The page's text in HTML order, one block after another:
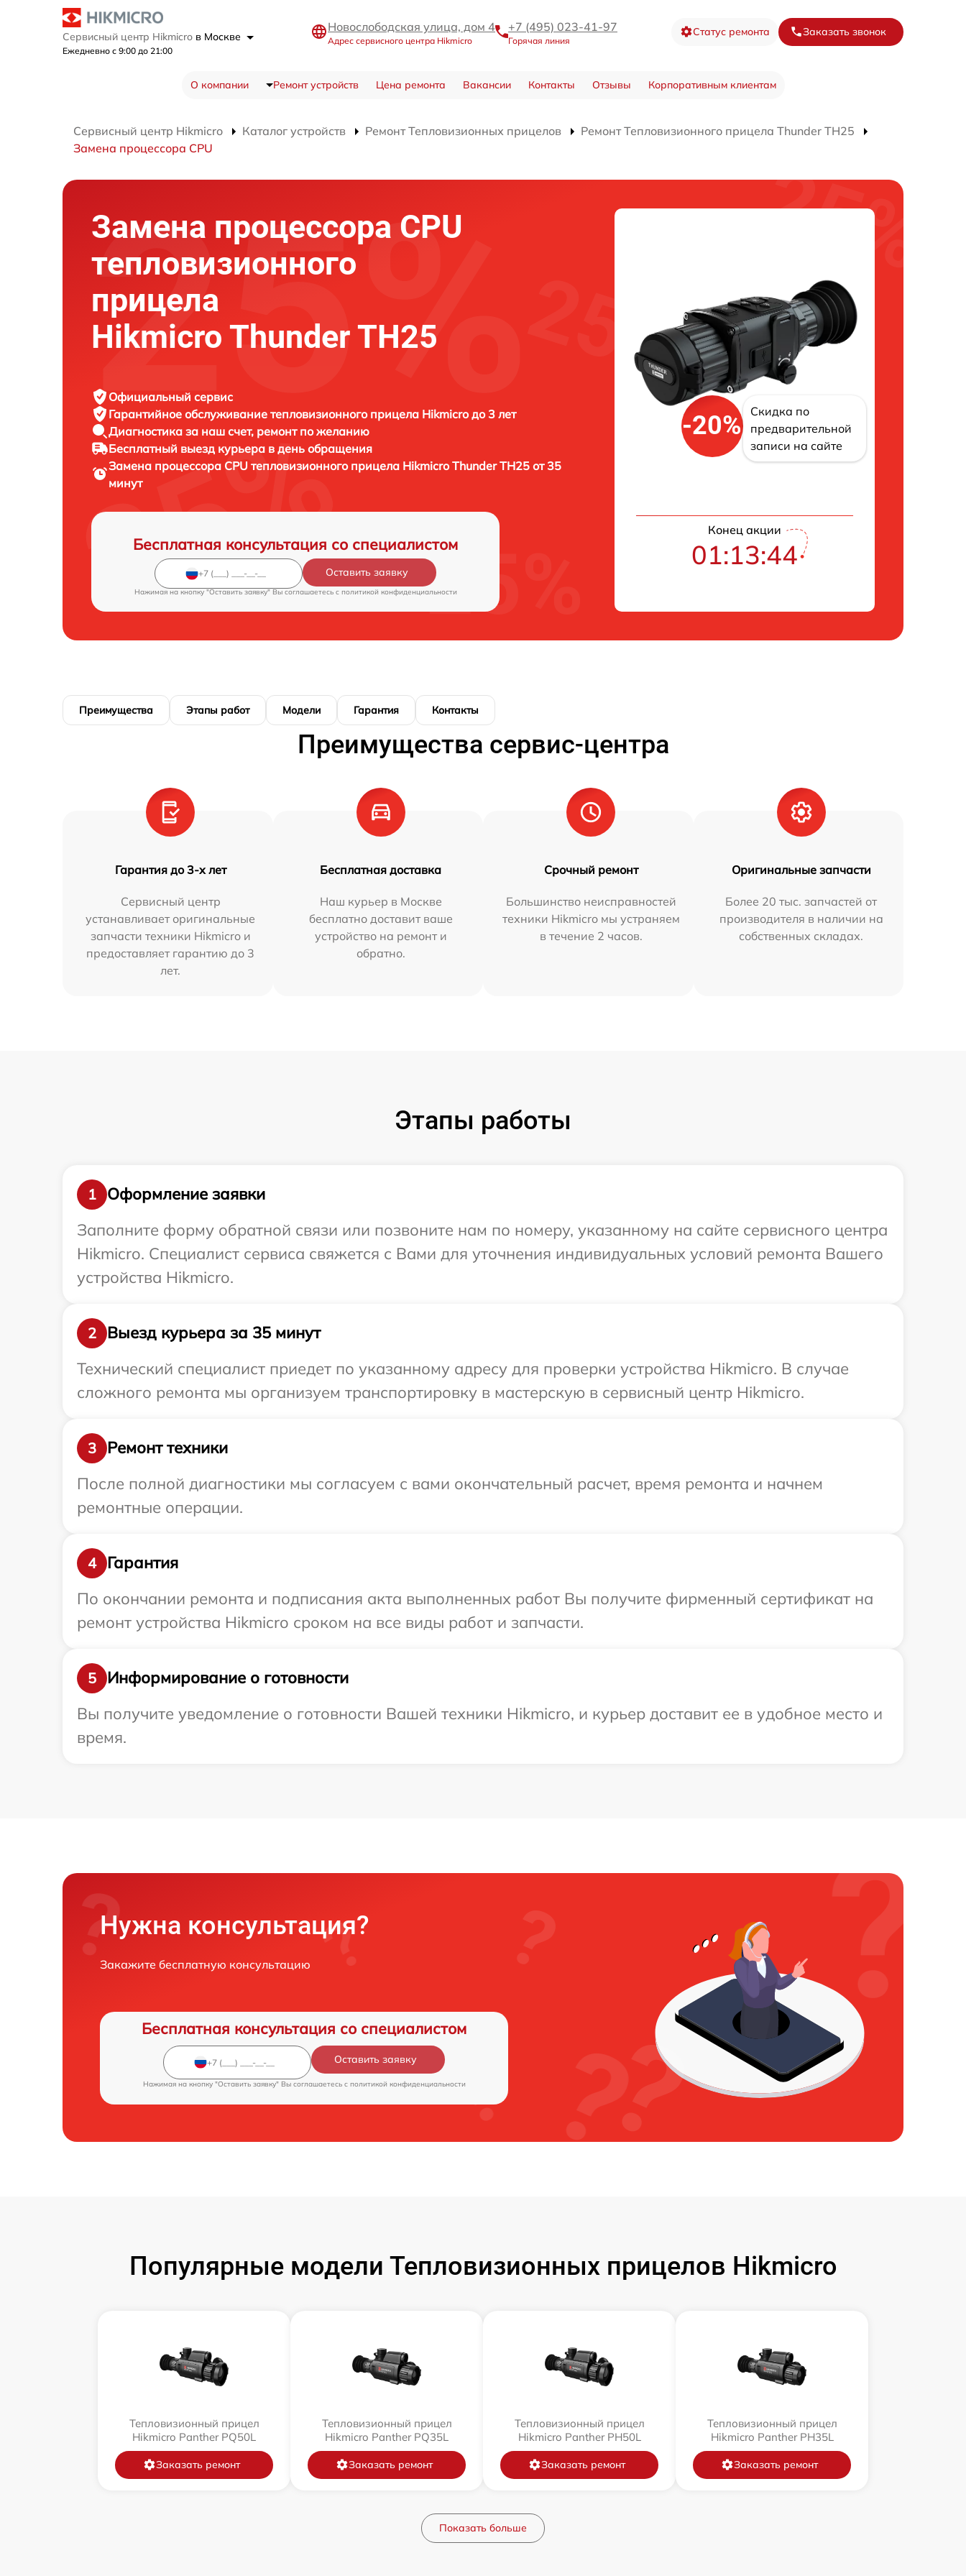
Сервисный центр Hikmicro в Москве
Ежедневно с 9:00 до 21:00
Новослободская улица, дом 4
Адрес сервисного центра Hikmicro
+7 (495) 023-41-97
Горячая линия
Статус ремонта Заказать звонок
О компании Ремонт устройств Цена ремонта Вакансии Контакты Отзывы Корпоративным клиентам
Сервисный центр Hikmicro Каталог устройств Ремонт Тепловизионных прицелов
Ремонт Тепловизионного прицела Thunder TH25
Замена процессора CPU
Замена процессора CPU
тепловизионного
прицела
Hikmicro Thunder TH25
Официальный сервис
Гарантийное обслуживание тепловизионного прицела Hikmicro до 3 лет
Диагностика за наш счет, ремонт по желанию
Бесплатный выезд курьера в день обращения
Замена процессора CPU тепловизионного прицела Hikmicro Thunder TH25 от 35
минут
Бесплатная консультация со специалистом
Оставить заявку
Нажимая на кнопку "Оставить заявку" Вы соглашаетесь c политикой конфиденциальности
-20%
Скидка по
предварительной
записи на сайте
Конец акции
01:13:43
Преимущества Этапы работ Модели Гарантия Контакты
Преимущества сервис-центра
Гарантия до 3-х лет
Сервисный центр
устанавливает оригинальные
запчасти техники Hikmicro и
предоставляет гарантию до 3
лет.
Бесплатная доставка
Наш курьер в Москве
бесплатно доставит ваше
устройство на ремонт и
обратно.
Срочный ремонт
Большинство неисправностей
техники Hikmicro мы устраняем
в течение 2 часов.
Оригинальные запчасти
Более 20 тыс. запчастей от
производителя в наличии на
собственных складах.
Этапы работы
1
Оформление заявки
Заполните форму обратной связи или позвоните нам по номеру, указанному на сайте сервисного центра
Hikmicro. Специалист сервиса свяжется с Вами для уточнения индивидуальных условий ремонта Вашего
устройства Hikmicro.
2
Выезд курьера за 35 минут
Технический специалист приедет по указанному адресу для проверки устройства Hikmicro. В случае
сложного ремонта мы организуем транспортировку в мастерскую в сервисный центр Hikmicro.
3
Ремонт техники
После полной диагностики мы согласуем с вами окончательный расчет, время ремонта и начнем
ремонтные операции.
4
Гарантия
По окончании ремонта и подписания акта выполненных работ Вы получите фирменный сертификат на
ремонт устройства Hikmicro сроком на все виды работ и запчасти.
5
Информирование о готовности
Вы получите уведомление о готовности Вашей техники Hikmicro, и курьер доставит ее в удобное место и
время.
Нужна консультация?
Закажите бесплатную консультацию
Бесплатная консультация со специалистом
Оставить заявку
Нажимая на кнопку "Оставить заявку" Вы соглашаетесь c политикой конфиденциальности
Популярные модели Тепловизионных прицелов Hikmicro
Тепловизионный прицел
Hikmicro Panther PQ50L
Заказать ремонт
Тепловизионный прицел
Hikmicro Panther PQ35L
Заказать ремонт
Тепловизионный прицел
Hikmicro Panther PH50L
Заказать ремонт
Тепловизионный прицел
Hikmicro Panther PH35L
Заказать ремонт
Показать больше